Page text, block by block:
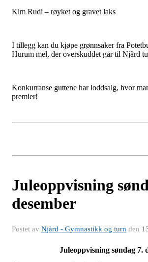
Kim Rudi – røyket og gravet laks
I tillegg kan du kjøpe grønnsaker fra
Hurum mel, der overskuddet går til Njård
Konkurranse guttene har loddsalg, hvor
premier!
Juleoppvisning
desember
Postet av Njård - Gymnastikk og turn den
Juleoppvisning søndag 7.